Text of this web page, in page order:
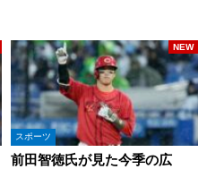
スポーツ
前田智徳氏が見た今季の広
NEW